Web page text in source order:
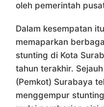
oleh pemerintah
Dalam kesempatan
memaparkan
stunting di Kota
tahun terakhir.
(Pemkot) Surabaya
menggempur